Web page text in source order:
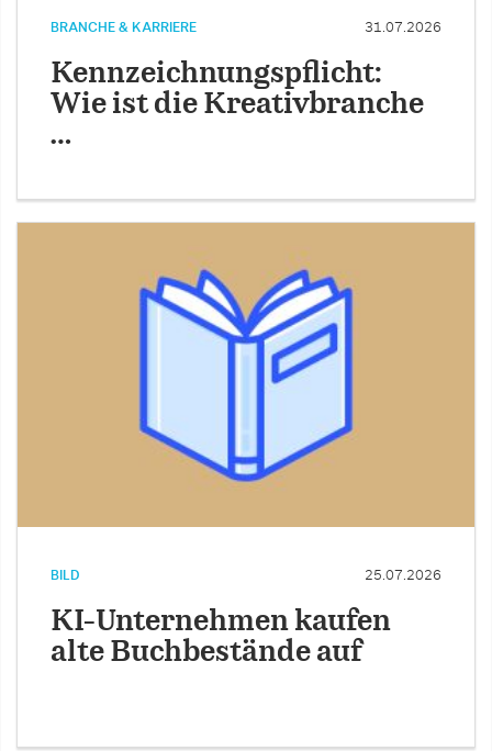
BRANCHE & KARRIERE 31.07.2026
Kennzeichnungspflicht:
Wie ist die Kreativbranche
…
BILD 25.07.2026
KI-Unternehmen kaufen
alte Buchbestände auf